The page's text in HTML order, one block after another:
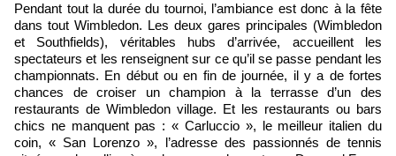
Pendant tout la durée du tournoi, l’ambiance est donc à la fête
dans tout Wimbledon. Les deux gares principales (Wimbledon
et Southfields), véritables hubs d’arrivée, accueillent les
spectateurs et les renseignent sur ce qu’il se passe pendant les
championnats. En début ou en fin de journée, il y a de fortes
chances de croiser un champion à la terrasse d’un des
restaurants de Wimbledon village. Et les restaurants ou bars
chics ne manquent pas : « Carluccio », le meilleur italien du
coin, « San Lorenzo », l’adresse des passionnés de tennis